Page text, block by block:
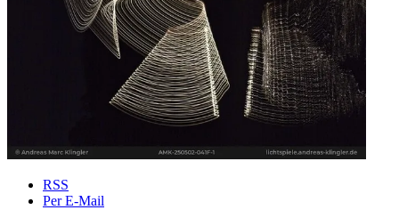
RSS
Per E-Mail